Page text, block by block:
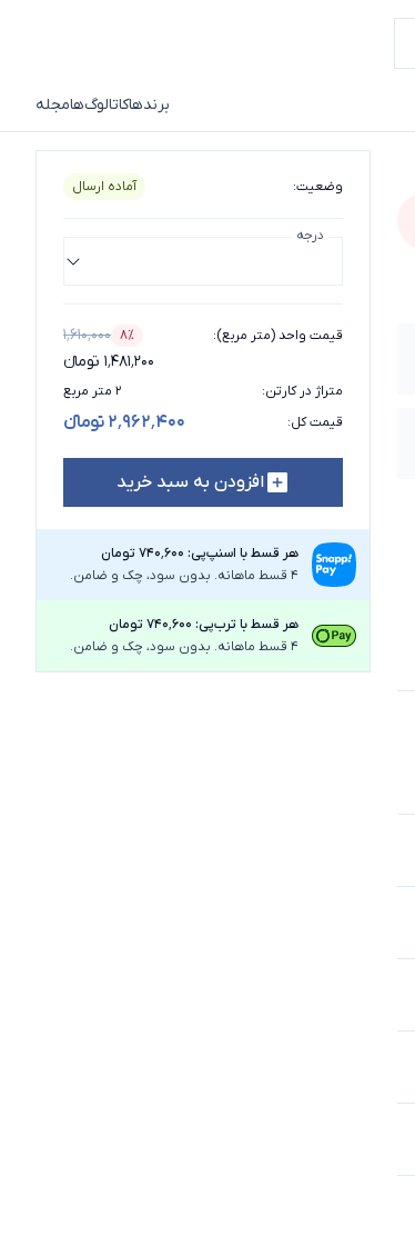
برندهاکاتالوگ‌هامجله
وضعیت: آماده ارسال
درجه
قیمت واحد (متر مربع): ۸٪
درصد تخفیف
۱٬۶۱۰٬۰۰۰
۱٬۴۸۱٬۲۰۰ تومانء
متراژ در کارتن:
۲ متر مربع
قیمت کل: ۲٬۹۶۲٬۴۰۰ تومانء
افزودن به سبد خرید
هر قسط با اسنپ‌پی: ۷۴۰٬۶۰۰ تومان
4 قسط ماهانه. بدون سود، چک و ضامن.
هر قسط با ترب‌پی: ۷۴۰٬۶۰۰ تومان
4 قسط ماهانه. بدون سود، چک و ضامن.